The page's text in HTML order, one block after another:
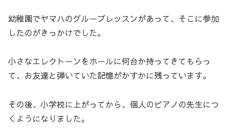
幼稚園でヤマハのグループレッスンがあって、そこに参加
したのがきっかけでした。
小さなエレクトーンをホールに何台か持ってきてもらっ
て、お友達と弾いていた記憶がかすかに残っています。
その後、小学校に上がってから、個人のピアノの先生につ
くようになりました。